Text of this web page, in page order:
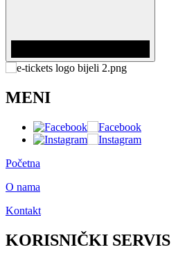
MENI
Početna
O nama
Kontakt
KORISNIČKI SERVIS